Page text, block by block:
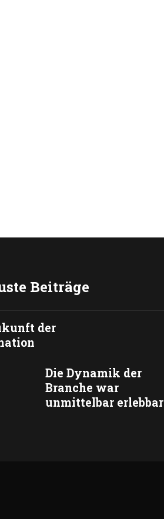
Beiträge
der
Die Dynamik der
Branche war
unmittelbar erlebbar